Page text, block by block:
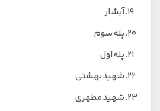
آبشار
پله سوم
پله اول
شهید بهشتی
شهید مطهری